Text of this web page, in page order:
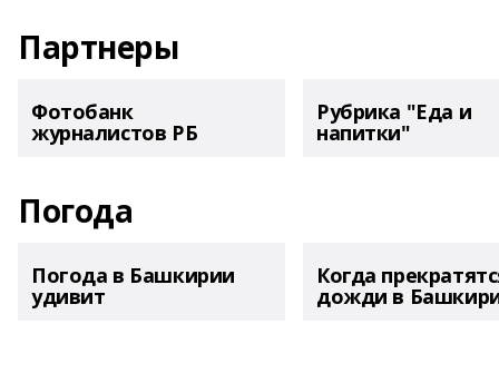
Партнеры
Фотобанк
журналистов РБ
Рубрика "Еда и
напитки"
Погода
Погода в Башкирии
удивит
Когда
дожди в